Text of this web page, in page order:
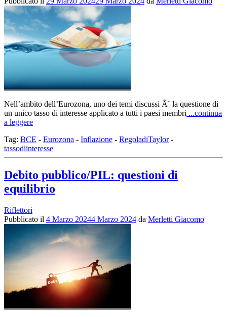
Nell’ambito dell’Eurozona, uno dei temi discussi Ã¨ la questione di
un unico tasso di interesse applicato a tutti i paesi membri ...continua
a leggere
Tag: BCE - Eurozona - Inflazione - RegoladiTaylor-
tassodiinteresse
Debito pubblico/PIL: questioni di
equilibrio
Riflettori
Pubblicato il 4 Marzo 20244 Marzo 2024 da Merletti Giacomo